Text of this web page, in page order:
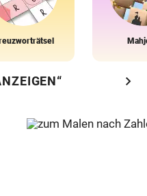
chevron_right